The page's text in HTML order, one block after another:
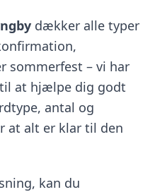
dækker alle typer
sommerfest – vi har
at hjælpe dig godt
antal og
at alt er klar til den
kan du